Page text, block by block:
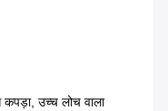
कपड़ा, उच्च लोच वाला